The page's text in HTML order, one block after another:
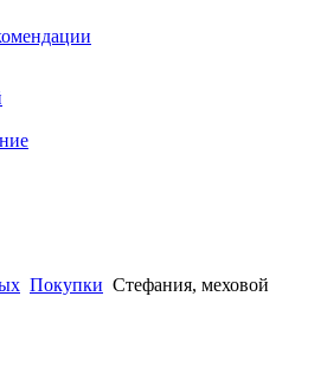
Покупки Стефания, меховой